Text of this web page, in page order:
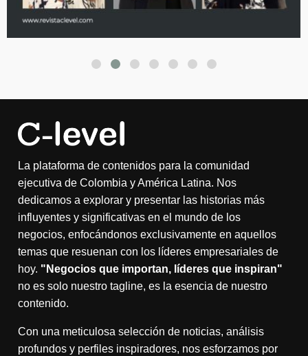
La plataforma de contenidos para la comunidad
ejecutiva de Colombia y América Latina. Nos
dedicamos a explorar y presentar las historias más
influyentes y significativas en el mundo de los
negocios, enfocándonos exclusivamente en aquellos
temas que resuenan con los líderes empresariales de
hoy. "Negocios que importan, líderes que inspiran"
no es solo nuestro tagline, es la esencia de nuestro
contenido.
Con una meticulosa selección de noticias, análisis
profundos y perfiles inspiradores, nos esforzamos por